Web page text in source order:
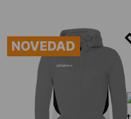
NOVEDAD